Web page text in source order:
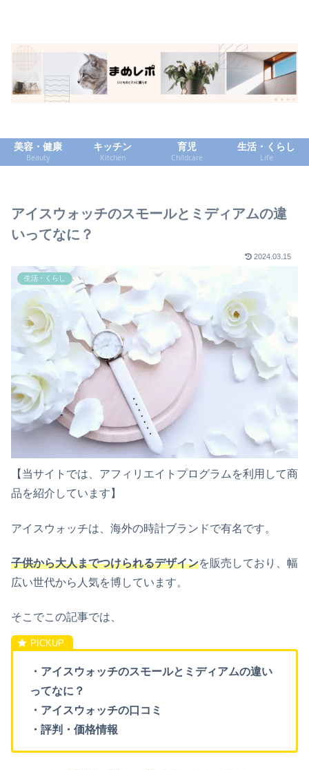
美容・健康
Beauty
キッチン
Kitchen
育児
Childcare
生活・くらし
Life
アイスウォッチのスモールとミディアムの違
いってなに？
2024.03.15
生活・くらし
【当サイトでは、アフィリエイトプログラムを利用して商
品を紹介しています】
アイスウォッチは、海外の時計ブランドで有名です。
子供から大人までつけられるデザインを販売しており、幅
広い世代から人気を博しています。
そこでこの記事では、
・アイスウォッチのスモールとミディアムの違い
ってなに？
・アイスウォッチの口コミ
・評判・価格情報